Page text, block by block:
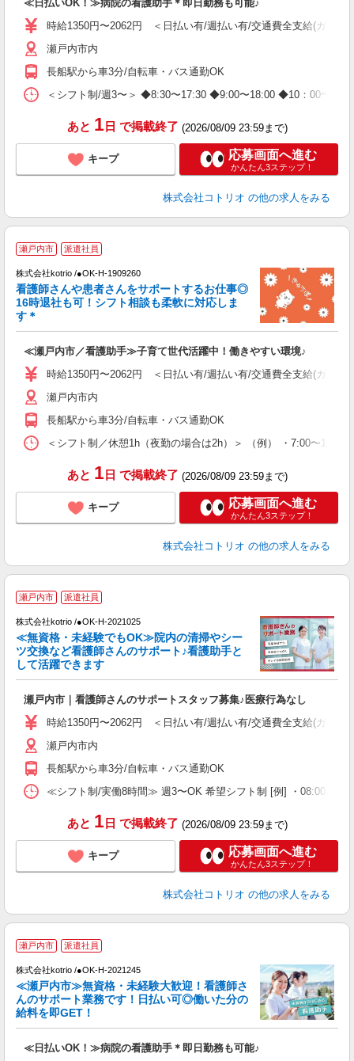
≪日払いOK！≫病院の看護助手＊即日勤務も可能♪
時給1350円〜2062円 ＜日払い有/週払い有/交通費全支給(ガソリ
瀬戸内市内
長船駅から車3分/自転車・バス通勤OK
＜シフト制/週3〜＞ ◆8:30〜17:30 ◆9:00〜18:00 ◆10：00〜19
あと 1日 で掲載終了 (2026/08/09 23:59まで)
キープ 応募画面へ進む
かんたん3ステップ！
株式会社コトリオ の他の求人をみる
瀬戸内市 派遣社員
株式会社kotrio /●OK-H-1909260
看護師さんや患者さんをサポートするお仕事◎
16時退社も可！シフト相談も柔軟に対応しま
す＊
≪瀬戸内市／看護助手≫子育て世代活躍中！働きやすい環境♪
時給1350円〜2062円 ＜日払い有/週払い有/交通費全支給(ガソリ
瀬戸内市内
長船駅から車3分/自転車・バス通勤OK
＜シフト制／休憩1h（夜勤の場合は2h）＞ （例） ・7:00〜
あと 1日 で掲載終了 (2026/08/09 23:59まで)
キープ 応募画面へ進む
かんたん3ステップ！
株式会社コトリオ の他の求人をみる
瀬戸内市 派遣社員
株式会社kotrio /●OK-H-2021025
≪無資格・未経験でもOK≫院内の清掃やシー
ツ交換など看護師さんのサポート♪看護助手と
して活躍できます
瀬戸内市｜看護師さんのサポートスタッフ募集♪医療行為なし
時給1350円〜2062円 ＜日払い有/週払い有/交通費全支給(ガソリ
瀬戸内市内
長船駅から車3分/自転車・バス通勤OK
≪シフト制/実働8時間≫ 週3〜OK 希望シフト制 [例] ・08:00 〜
あと 1日 で掲載終了 (2026/08/09 23:59まで)
キープ 応募画面へ進む
かんたん3ステップ！
株式会社コトリオ の他の求人をみる
瀬戸内市 派遣社員
株式会社kotrio /●OK-H-2021245
≪瀬戸内市≫無資格・未経験大歓迎！看護師さ
んのサポート業務です！日払い可◎働いた分の
給料を即GET！
≪日払いOK！≫病院の看護助手＊即日勤務も可能♪